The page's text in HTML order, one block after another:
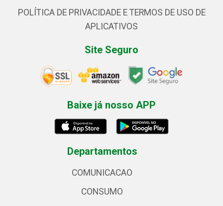
POLÍTICA DE PRIVACIDADE E TERMOS DE USO DE
APLICATIVOS
Site Seguro
Baixe já nosso APP
Departamentos
COMUNICACAO
CONSUMO